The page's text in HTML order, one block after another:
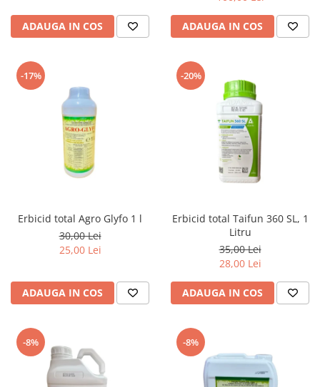
ADAUGA IN COS ADAUGA IN COS
-17%
Erbicid total Agro Glyfo 1 l
30,00 Lei
25,00 Lei
ADAUGA IN COS
-20%
Erbicid total Taifun 360 SL, 1
Litru
35,00 Lei
28,00 Lei
ADAUGA IN COS
-8% -8%